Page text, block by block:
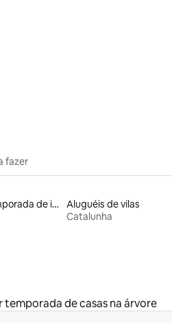
fazer
Aluguel por temporada de iurtas
Aluguéis de vilas
Catalunha
temporada de casas na árvore